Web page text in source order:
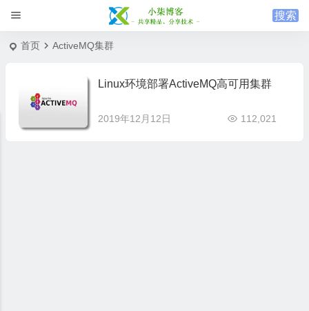
首页 ActiveMQ集群
Linux环境部署ActiveMQ高可用集群
2019年12月12日 112,021